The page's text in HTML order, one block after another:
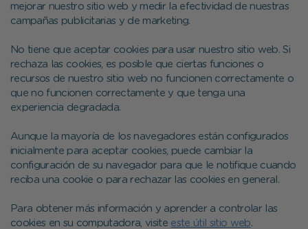
mejorar nuestro sitio web y medir la efectividad de nuestras
campañas publicitarias y de marketing.
No tiene que aceptar cookies para usar nuestro sitio web. Si
rechaza las cookies, es posible que ciertas funciones o
recursos de nuestro sitio web no funcionen correctamente o
que no funcionen correctamente y que tenga una
experiencia degradada.
Aunque la mayoría de los navegadores están configurados
inicialmente para aceptar cookies, puede cambiar la
configuración de su navegador para que le notifique cuando
reciba una cookie o para rechazar las cookies en general.
Para obtener más información y aprender a controlar las
cookies en su computadora, visite este útil sitio web.